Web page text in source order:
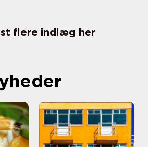
flere indlæg her